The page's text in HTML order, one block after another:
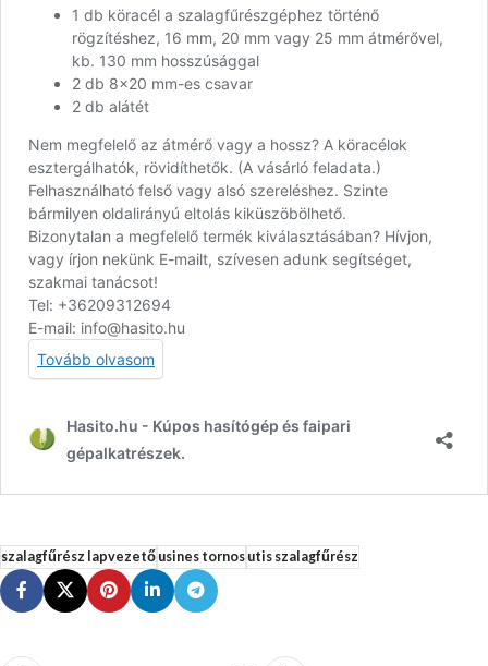
szalagfűrész lapvezetőusines tornosutis szalagfűrész